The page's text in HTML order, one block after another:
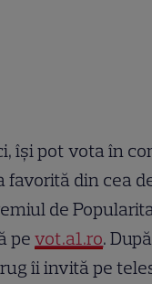
îşi pot vota în
din cea
de
pevot.a1.ro.
îi invită pe